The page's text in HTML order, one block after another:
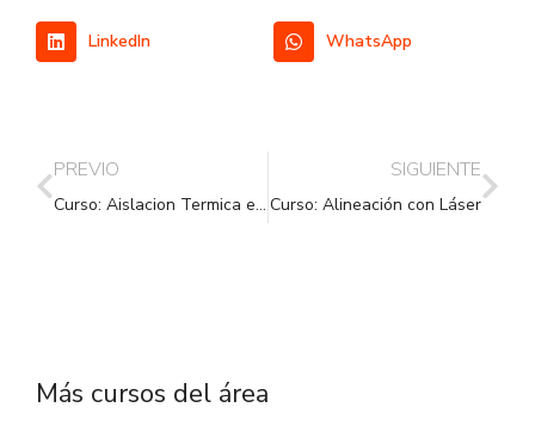
LinkedIn WhatsApp
PREVIO
Curso: Aislacion Termica en Equipos Industriales
SIGUIENTE
Curso: Alineación con Láser
Más cursos del área